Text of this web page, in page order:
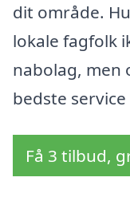
dit område.
lokale fagfolk
nabolag, men
bedste
Få 3 tilbud,